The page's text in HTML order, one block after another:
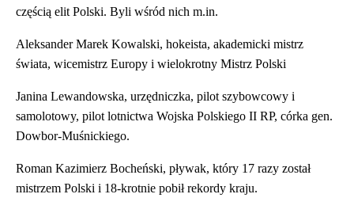
częścią elit Polski. Byli wśród nich m.in.
Aleksander Marek Kowalski, hokeista, akademicki mistrz
świata, wicemistrz Europy i wielokrotny Mistrz Polski
Janina Lewandowska, urzędniczka, pilot szybowcowy i
samolotowy, pilot lotnictwa Wojska Polskiego II RP, córka gen.
Dowbor-Muśnickiego.
Roman Kazimierz Bocheński, pływak, który 17 razy został
mistrzem Polski i 18-krotnie pobił rekordy kraju.